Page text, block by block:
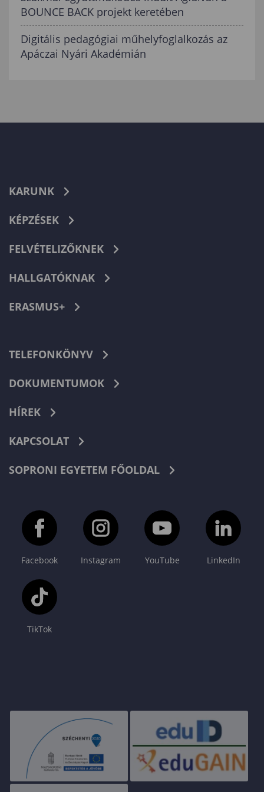
BOUNCE BACK projekt keretében
Digitális pedagógiai műhelyfoglalkozás az
Apáczai Nyári Akadémián
KARUNK
KÉPZÉSEK
FELVÉTELIZŐKNEK
HALLGATÓKNAK
ERASMUS+
TELEFONKÖNYV
DOKUMENTUMOK
HÍREK
KAPCSOLAT
SOPRONI EGYETEM FŐOLDAL
Facebook Instagram YouTube LinkedIn
TikTok